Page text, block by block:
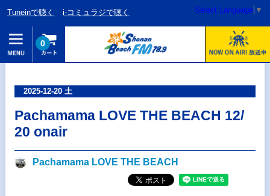
Tuneinで聴く i-コミュラジで聴く Select Language ▼
0
2025-12-20 土
Pachamama LOVE THE BEACH 12/
20 onair
Pachamama LOVE THE BEACH